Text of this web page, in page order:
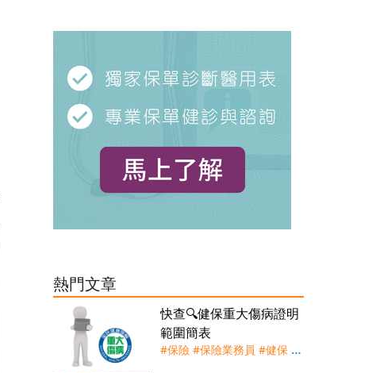
熱門文章
快查🔍健保重大傷病證明
範圍簡表
#保險 #保險業務員 #健保 #